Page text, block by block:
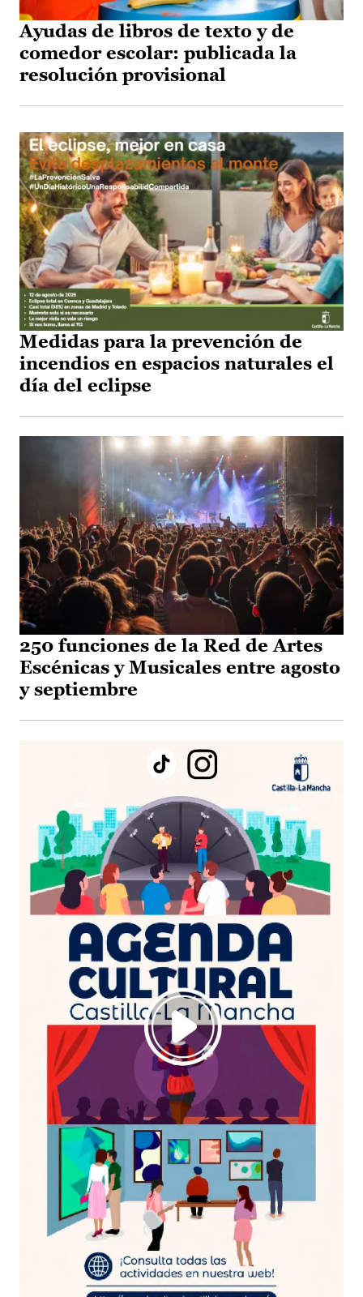
Ayudas de libros de texto y de
comedor escolar: publicada la
resolución provisional
Medidas para la prevención de
incendios en espacios naturales el
día del eclipse
250 funciones de la Red de Artes
Escénicas y Musicales entre agosto
y septiembre